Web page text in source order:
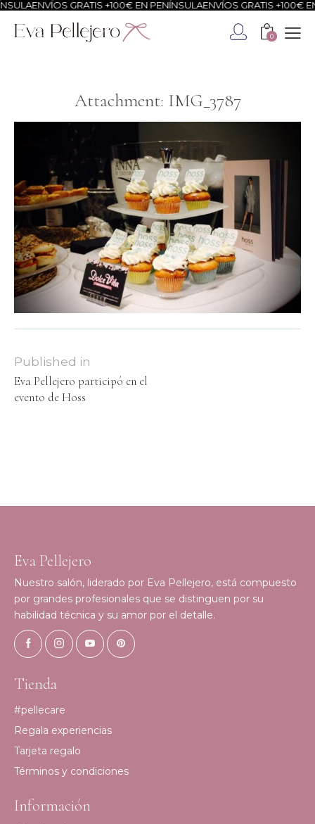
ENVÍOS GRATIS +100€ EN PENÍNSULAENVÍOS GRATIS +100€ EN
0
Attachment: IMG_3787
Published in
Eva Pellejero participó en el
evento de Hoss
Eva Pellejero
Nuestro salón, liderado por Eva Pellejero, está compuesto
por grandes profesionales que se distinguen por su
habilidad técnica y su amor por el detalle.
Tienda
#pellecare
Regala experiencias
Tarjeta regalo
Términos y condiciones
Información